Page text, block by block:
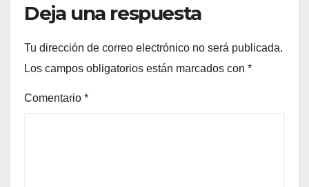
Deja una respuesta
Tu dirección de correo electrónico no será publicada.
Los campos obligatorios están marcados con *
Comentario *